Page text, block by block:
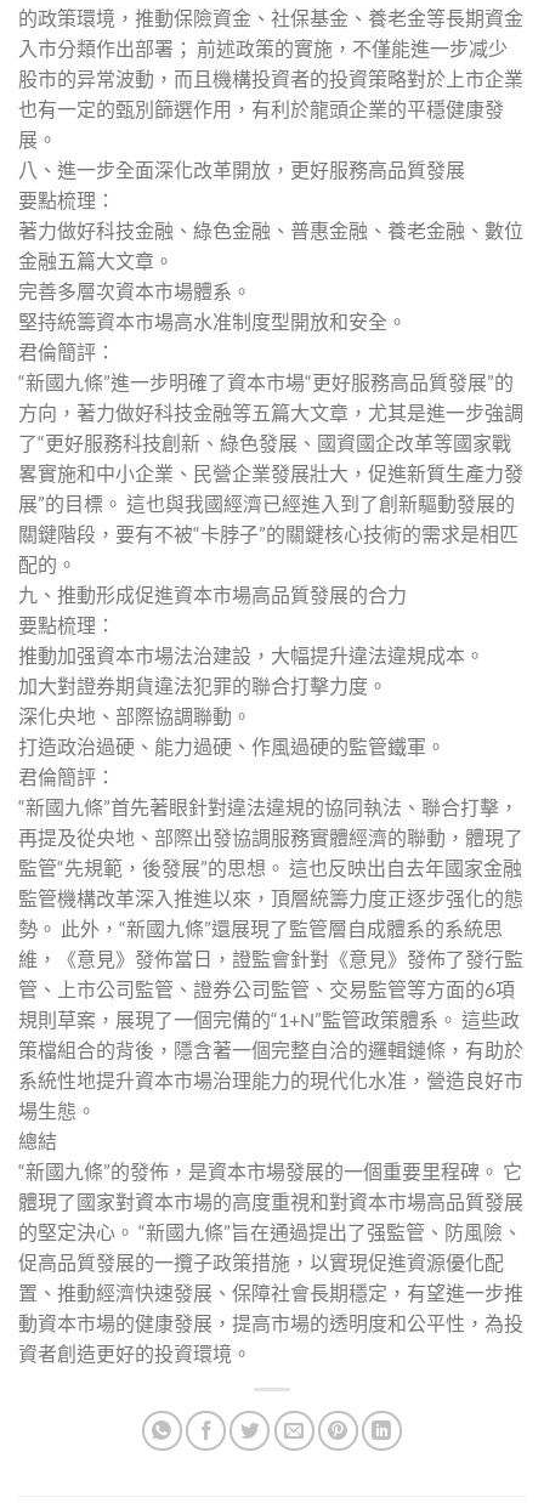
的政策環境，推動保險資金、社保基金、養老金等長期資金
入市分類作出部署； 前述政策的實施，不僅能進一步减少
股市的异常波動，而且機構投資者的投資策略對於上市企業
也有一定的甄別篩選作用，有利於龍頭企業的平穩健康發
展。
八、進一步全面深化改革開放，更好服務高品質發展
要點梳理：
著力做好科技金融、綠色金融、普惠金融、養老金融、數位
金融五篇大文章。
完善多層次資本市場體系。
堅持統籌資本市場高水准制度型開放和安全。
君倫簡評：
“新國九條”進一步明確了資本市場“更好服務高品質發展”的
方向，著力做好科技金融等五篇大文章，尤其是進一步強調
了“更好服務科技創新、綠色發展、國資國企改革等國家戰
畧實施和中小企業、民營企業發展壯大，促進新質生產力發
展”的目標。 這也與我國經濟已經進入到了創新驅動發展的
關鍵階段，要有不被“卡脖子”的關鍵核心技術的需求是相匹
配的。
九、推動形成促進資本市場高品質發展的合力
要點梳理：
推動加强資本市場法治建設，大幅提升違法違規成本。
加大對證券期貨違法犯罪的聯合打擊力度。
深化央地、部際協調聯動。
打造政治過硬、能力過硬、作風過硬的監管鐵軍。
君倫簡評：
“新國九條”首先著眼針對違法違規的協同執法、聯合打擊，
再提及從央地、部際出發協調服務實體經濟的聯動，體現了
監管“先規範，後發展”的思想。 這也反映出自去年國家金融
監管機構改革深入推進以來，頂層統籌力度正逐步强化的態
勢。 此外，“新國九條”還展現了監管層自成體系的系統思
維，《意見》發佈當日，證監會針對《意見》發佈了發行監
管、上市公司監管、證券公司監管、交易監管等方面的6項
規則草案，展現了一個完備的“1+N”監管政策體系。 這些政
策檔組合的背後，隱含著一個完整自洽的邏輯鏈條，有助於
系統性地提升資本市場治理能力的現代化水准，營造良好市
場生態。
總結
“新國九條”的發佈，是資本市場發展的一個重要里程碑。 它
體現了國家對資本市場的高度重視和對資本市場高品質發展
的堅定決心。 “新國九條”旨在通過提出了强監管、防風險、
促高品質發展的一攬子政策措施，以實現促進資源優化配
置、推動經濟快速發展、保障社會長期穩定，有望進一步推
動資本市場的健康發展，提高市場的透明度和公平性，為投
資者創造更好的投資環境。